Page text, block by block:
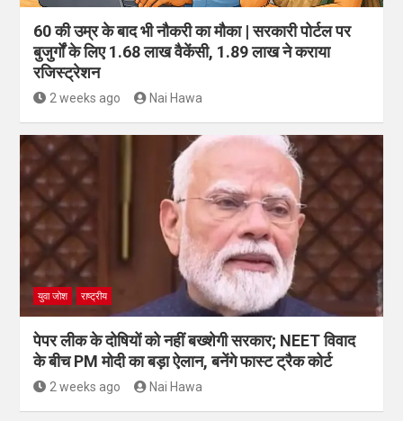
60 की उम्र के बाद भी नौकरी का मौका | सरकारी पोर्टल पर
बुजुर्गों के लिए 1.68 लाख वैकेंसी, 1.89 लाख ने कराया
रजिस्ट्रेशन
2 weeks ago Nai Hawa
युवा जोश राष्ट्रीय
पेपर लीक के दोषियों को नहीं बख्शेगी सरकार; NEET विवाद
के बीच PM मोदी का बड़ा ऐलान, बनेंगे फास्ट ट्रैक कोर्ट
2 weeks ago Nai Hawa